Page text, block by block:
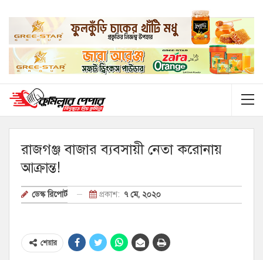
রাজগঞ্জ বাজার ব্যবসায়ী নেতা করোনায়
আক্রান্ত!
ডেস্ক রিপোর্ট প্রকাশ: ৭ মে, ২০২০
শেয়ার